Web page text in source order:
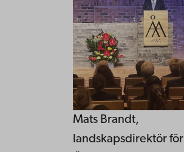
Mats Brandt,
landskapsdirektör för